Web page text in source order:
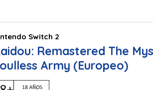
Switch 2
Remastered The
Army (Europeo)